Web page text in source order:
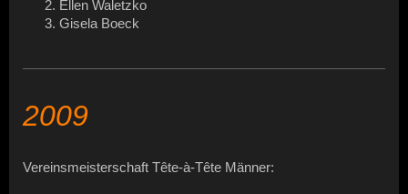
Ellen Waletzko
Gisela Boeck
2009
Vereinsmeisterschaft Tête-à-Tête Männer: